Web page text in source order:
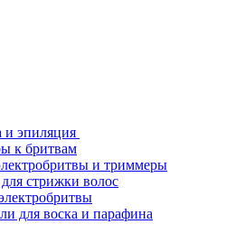
и эпиляция
к бритвам
и триммеры
стрижки волос
для воска и парафина